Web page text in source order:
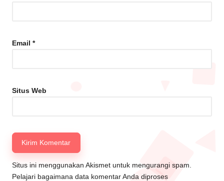
Email *
Situs Web
Situs ini menggunakan Akismet untuk mengurangi spam.
Pelajari bagaimana data komentar Anda diproses